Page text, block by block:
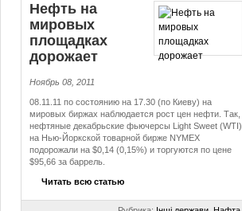
Нефть на
мировых
площадках
дорожает
Ноябрь 08, 2011
08.11.11 по состоянию на 17.30 (по Киеву) на
мировых биржах наблюдается рост цен нефти. Так,
нефтяные декабрьские фьючерсы Light Sweet (WTI)
на Нью-Йоркской товарной бирже NYMEX
подорожали на $0,14 (0,15%) и торгуются по цене
$95,66 за баррель.
Читать всю статью